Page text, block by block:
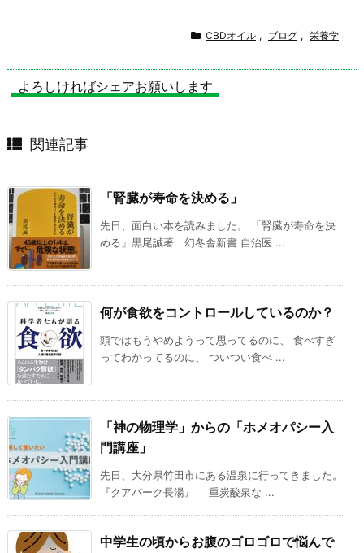
CBDオイル , ブログ , 栄養学
よろしければシェアお願いします
関連記事
「腎臓が寿命を決める」
先日、面白い本を読みました。 「腎臓が寿命を決
める」黒尾誠著 幻冬舎新書 自治医 ...
何が食欲をコントロールしているのか？
頭ではもうやめようって思ってるのに、 食べすぎ
ってわかってるのに、 ついつい食べ ...
「神の物理学」からの「ホメオパシー入
門講座」
先日、大分県竹田市にある温泉に行ってきました。
『クアパーク長湯』 重炭酸泉な ...
中学生の頃からお腹のゴロゴロで悩んで